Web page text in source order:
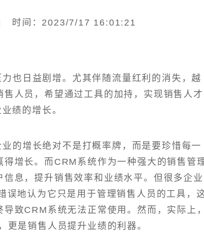
间：2023/7/17 16:01:21
也日益剧增。尤其伴随流量红利的消失，越
人员，希望通过工具的加持，实现销售人才
绩的增长。
的增长绝对不是打概率牌，而是要珍惜每一
增长。而CRM系统作为一种强大的销售管
息，提升销售效率和业绩水平。但很多企业
误地认为它只是用于管理销售人员的工具，
致CRM系统无法正常使用。然而，实际上
是销售人员提升业绩的利器。